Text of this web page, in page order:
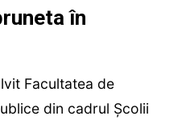
în
Facultatea de
din cadrul Școlii